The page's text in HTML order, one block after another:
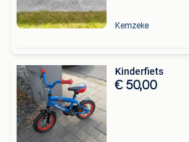
Kemzeke
Kinderfiets
€ 50,00